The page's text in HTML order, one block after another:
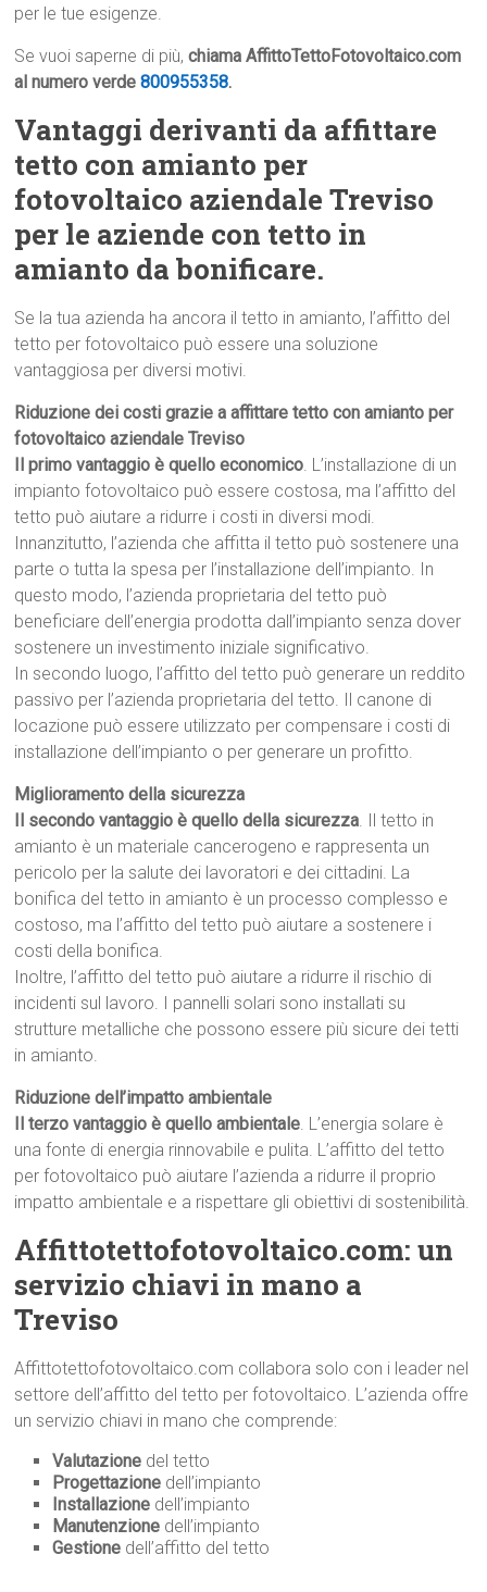
per le tue esigenze.
Se vuoi saperne di più,chiama AffittoTettoFotovoltaico.com
al numero verde800955358.
Vantaggi derivanti da affittare
tetto con amianto per
fotovoltaico aziendale Treviso
per le aziende con tetto in
amianto da bonificare.
Se la tua azienda ha ancora il tetto in amianto, l’affitto del
tetto per fotovoltaico può essere una soluzione
vantaggiosa per diversi motivi.
Riduzione dei costi grazie a affittare tetto con amianto per
fotovoltaico aziendale Treviso
Il primo vantaggio è quello economico. L’installazione di un
impianto fotovoltaico può essere costosa, ma l’affitto del
tetto può aiutare a ridurre i costi in diversi modi.
Innanzitutto, l’azienda che affitta il tetto può sostenere una
parte o tutta la spesa per l’installazione dell’impianto. In
questo modo, l’azienda proprietaria del tetto può
beneficiare dell’energia prodotta dall’impianto senza dover
sostenere un investimento iniziale significativo.
In secondo luogo, l’affitto del tetto può generare un reddito
passivo per l’azienda proprietaria del tetto. Il canone di
locazione può essere utilizzato per compensare i costi di
installazione dell’impianto o per generare un profitto.
Miglioramento della sicurezza
Il secondo vantaggio è quello della sicurezza. Il tetto in
amianto è un materiale cancerogeno e rappresenta un
pericolo per la salute dei lavoratori e dei cittadini. La
bonifica del tetto in amianto è un processo complesso e
costoso, ma l’affitto del tetto può aiutare a sostenere i
costi della bonifica.
Inoltre, l’affitto del tetto può aiutare a ridurre il rischio di
incidenti sul lavoro. I pannelli solari sono installati su
strutture metalliche che possono essere più sicure dei tetti
in amianto.
Riduzione dell’impatto ambientale
Il terzo vantaggio è quello ambientale. L’energia solare è
una fonte di energia rinnovabile e pulita. L’affitto del tetto
per fotovoltaico può aiutare l’azienda a ridurre il proprio
impatto ambientale e a rispettare gli obiettivi di sostenibilità.
Affittotettofotovoltaico.com: un
servizio chiavi in mano a
Treviso
Affittotettofotovoltaico.com collabora solo con i leader nel
settore dell’affitto del tetto per fotovoltaico. L’azienda offre
un servizio chiavi in mano che comprende:
Valutazione del tetto
Progettazione dell’impianto
Installazione dell’impianto
Manutenzione dell’impianto
Gestione dell’affitto del tetto